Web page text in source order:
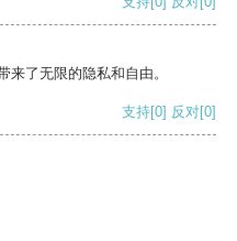
了无限的隐私和自由。
支持[0] 反对[0]